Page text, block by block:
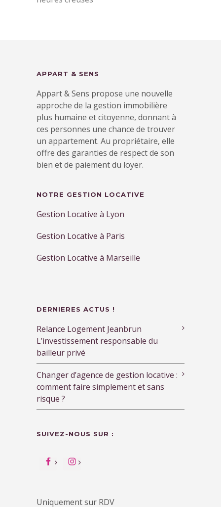
APPART & SENS
Appart & Sens propose une nouvelle
approche de la gestion immobilière
plus humaine et citoyenne, donnant à
ces personnes une chance de trouver
un appartement. Au propriétaire, elle
offre des garanties de respect de son
bien et de paiement du loyer.
NOTRE GESTION LOCATIVE
Gestion Locative à Lyon
Gestion Locative à Paris
Gestion Locative à Marseille
DERNIERES ACTUS !
Relance Logement Jeanbrun
L’investissement responsable du
bailleur privé
Changer d’agence de gestion locative :
comment faire simplement et sans
risque ?
SUIVEZ-NOUS SUR :
Uniquement sur RDV